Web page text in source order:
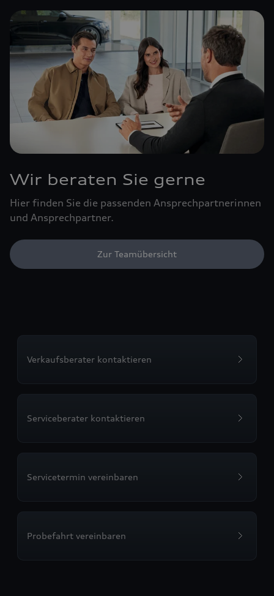
Wir beraten Sie gerne
Hier finden Sie die passenden Ansprechpartnerinnen
und Ansprechpartner.
Zur Teamübersicht
Verkaufsberater kontaktieren
Serviceberater kontaktieren
Servicetermin vereinbaren
Probefahrt vereinbaren